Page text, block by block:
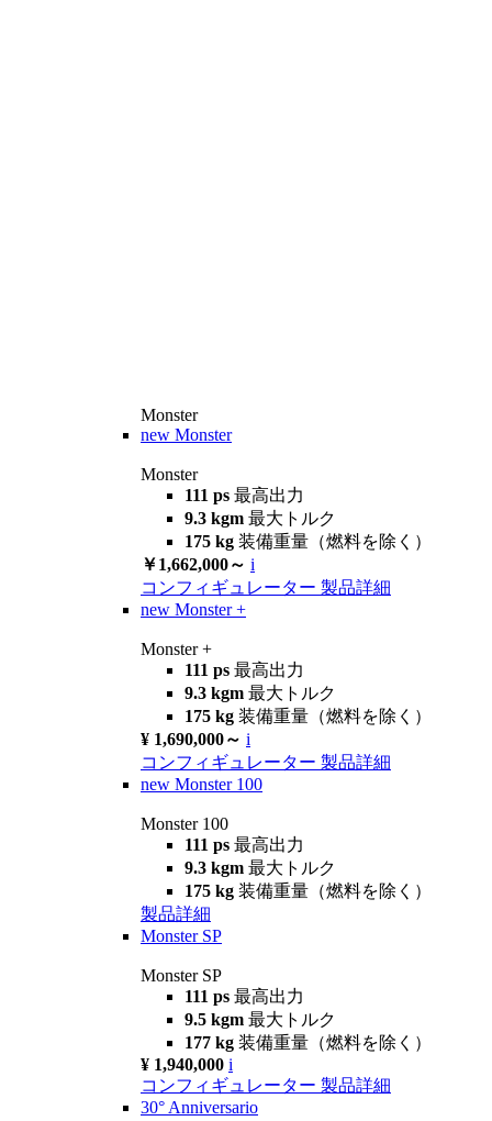
Monster
new Monster
Monster
111 ps 最高出力
9.3 kgm 最大トルク
175 kg 装備重量（燃料を除く）
￥1,662,000～ i
コンフィギュレーター 製品詳細
new Monster +
Monster +
111 ps 最高出力
9.3 kgm 最大トルク
175 kg 装備重量（燃料を除く）
¥ 1,690,000～ i
コンフィギュレーター 製品詳細
new Monster 100
Monster 100
111 ps 最高出力
9.3 kgm 最大トルク
175 kg 装備重量（燃料を除く）
製品詳細
Monster SP
Monster SP
111 ps 最高出力
9.5 kgm 最大トルク
177 kg 装備重量（燃料を除く）
¥ 1,940,000 i
コンフィギュレーター 製品詳細
30° Anniversario